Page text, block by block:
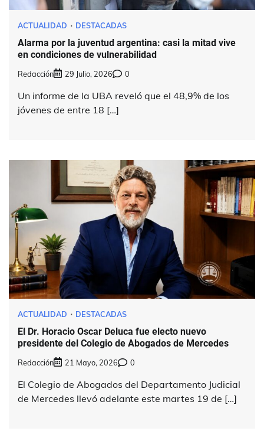
ACTUALIDAD DESTACADAS
Alarma por la juventud argentina: casi la mitad vive
en condiciones de vulnerabilidad
Redacción 29 Julio, 2026 0
Un informe de la UBA reveló que el 48,9% de los
jóvenes de entre 18 […]
ACTUALIDAD DESTACADAS
El Dr. Horacio Oscar Deluca fue electo nuevo
presidente del Colegio de Abogados de Mercedes
Redacción 21 Mayo, 2026 0
El Colegio de Abogados del Departamento Judicial
de Mercedes llevó adelante este martes 19 de […]